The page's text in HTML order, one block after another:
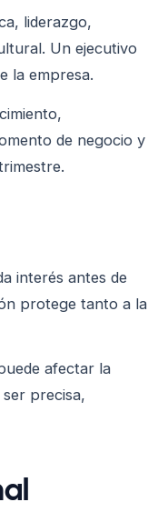
liderazgo,
Un ejecutivo
la empresa.
de negocio y
interés antes de
protege tanto a la
afectar la
precisa,